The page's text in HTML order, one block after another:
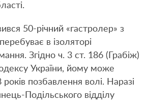
50-річний «гастролер» з
в ізоляторі
Згідно ч. 3 ст. 186 (Грабіж)
України, йому може
позбавлення волі. Наразі
Подільського відділу